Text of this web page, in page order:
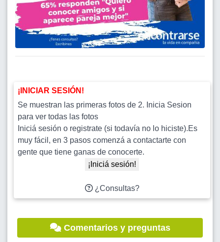
¡INICIAR SESIÓN!
Se muestran las primeras fotos de 2. Inicia Sesion
para ver todas las fotos
Iniciá sesión o registrate (si todavía no lo hiciste).Es
muy fácil, en 3 pasos comenzá a contactarte con
gente que tiene ganas de conocerte.
¡Iniciá sesión!
¿Consultas?
Comentarios y preguntas